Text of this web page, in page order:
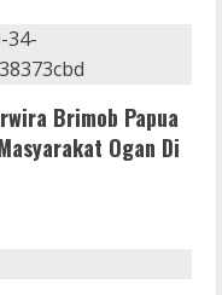
Brimob Papua
Ogan Di
Portable +
Clean